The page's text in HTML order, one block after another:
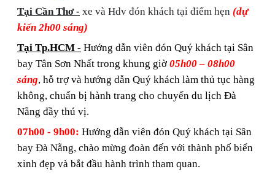
Tại Cần Thơ - xe và Hdv đón khách tại điểm hẹn (dự
kiến 2h00 sáng)
Tại Tp.HCM - Hướng dẫn viên đón Quý khách tại Sân
bay Tân Sơn Nhất trong khung giờ05h00 – 08h00
sáng, hỗ trợ và hướng dẫn Quý khách làm thủ tục hàng
không, chuẩn bị hành trang cho chuyến du lịch Đà
Nẵng đầy thú vị.
07h00 - 9h00: Hướng dẫn viên đón Quý khách tại Sân
bay Đà Nẵng, chào mừng đoàn đến với thành phố biển
xinh đẹp và bắt đầu hành trình tham quan.